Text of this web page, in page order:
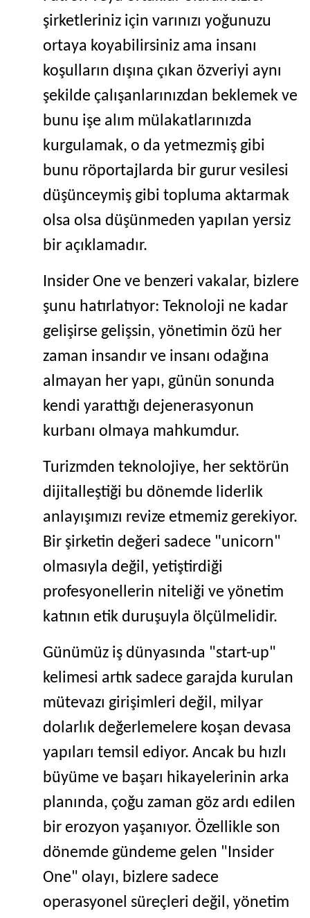
şirketleriniz için varınızı yoğunuzu
ortaya koyabilirsiniz ama insanı
koşulların dışına çıkan özveriyi aynı
şekilde çalışanlarınızdan beklemek ve
bunu işe alım mülakatlarınızda
kurgulamak, o da yetmezmiş gibi
bunu röportajlarda bir gurur vesilesi
düşünceymiş gibi topluma aktarmak
olsa olsa düşünmeden yapılan yersiz
bir açıklamadır.
Insider One ve benzeri vakalar, bizlere
şunu hatırlatıyor: Teknoloji ne kadar
gelişirse gelişsin, yönetimin özü her
zaman insandır ve insanı odağına
almayan her yapı, günün sonunda
kendi yarattığı dejenerasyonun
kurbanı olmaya mahkumdur.
Turizmden teknolojiye, her sektörün
dijitalleştiği bu dönemde liderlik
anlayışımızı revize etmemiz gerekiyor.
Bir şirketin değeri sadece "unicorn"
olmasıyla değil, yetiştirdiği
profesyonellerin niteliği ve yönetim
katının etik duruşuyla ölçülmelidir.
Günümüz iş dünyasında "start-up"
kelimesi artık sadece garajda kurulan
mütevazı girişimleri değil, milyar
dolarlık değerlemelere koşan devasa
yapıları temsil ediyor. Ancak bu hızlı
büyüme ve başarı hikayelerinin arka
planında, çoğu zaman göz ardı edilen
bir erozyon yaşanıyor. Özellikle son
dönemde gündeme gelen "Insider
One" olayı, bizlere sadece
operasyonel süreçleri değil, yönetim